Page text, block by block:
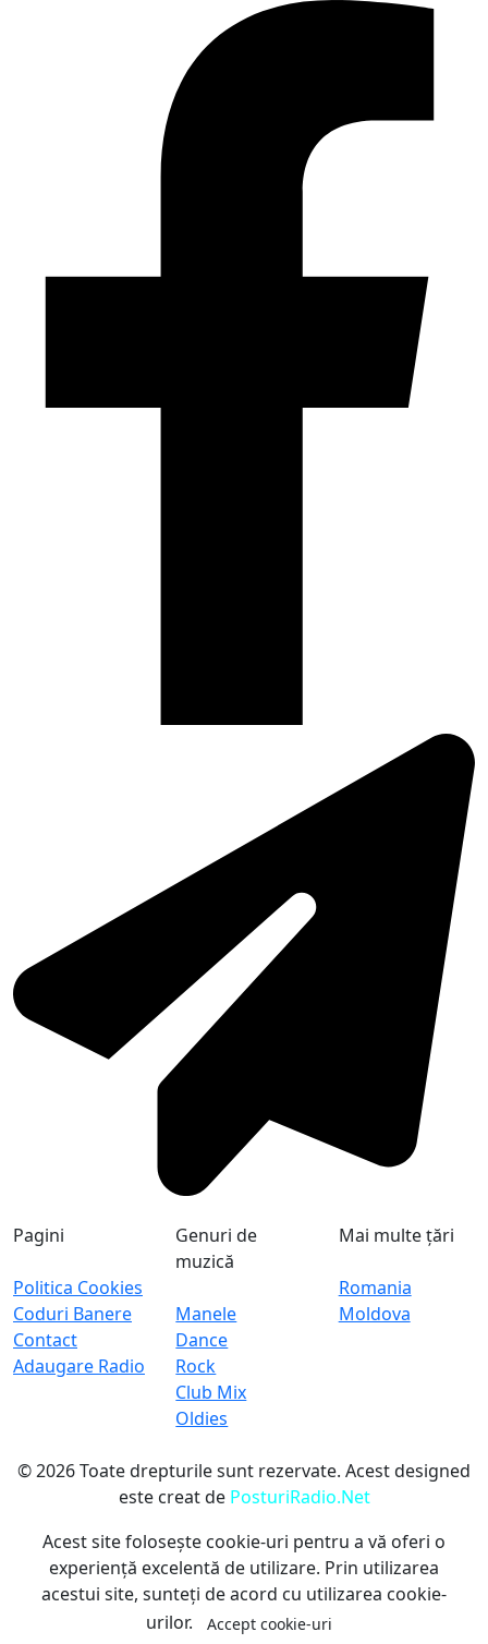
Pagini
Politica Cookies
Coduri Banere
Contact
Adaugare Radio
Genuri de
muzică
Manele
Dance
Rock
Club Mix
Oldies
Mai multe țări
Romania
Moldova
© 2026 Toate drepturile sunt rezervate. Acest designed
este creat de PosturiRadio.Net
Acest site folosește cookie-uri pentru a vă oferi o
experiență excelentă de utilizare. Prin utilizarea
acestui site, sunteți de acord cu utilizarea cookie-
urilor.
Accept cookie-uri